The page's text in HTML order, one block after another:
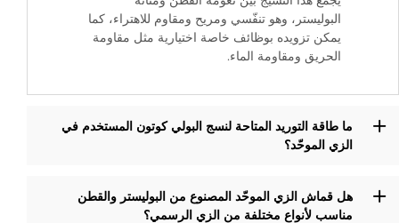
البوليستر، وهو تنفّسي ومريح ومقاوم للاهتراء، كما
يمكن تزويده بوظائف خاصة اختيارية مثل مقاومة
الحريق ومقاومة الماء.
ما طاقة التوريد المتاحة لنسج البولي كوتون المستخدم في
الزي الموحّد؟
هل قماش الزي الموحّد المصنوع من البوليستر والقطن
مناسب لأنواع مختلفة من الزي الرسمي؟